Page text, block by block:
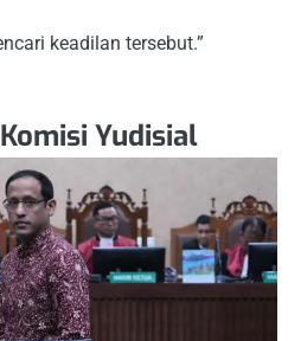
keadilan tersebut.”
Yudisial